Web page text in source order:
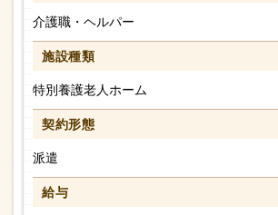
介護職・ヘルパー
施設種類
特別養護老人ホーム
契約形態
派遣
給与